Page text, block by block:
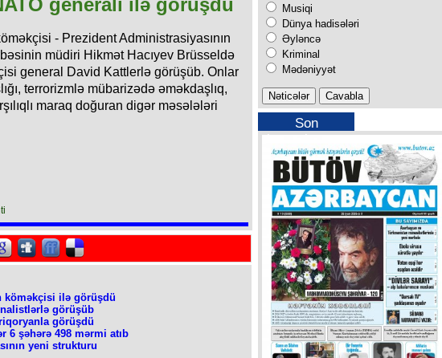
generalı ilə görüşdü
- Prezident Administrasiyasının
müdiri Hikmət Hacıyev Brüsseldə
general David Kattlerlə görüşüb. Onlar
terrorizmlə mübarizədə əməkdaşlıq,
maraq doğuran digər məsələləri
köməkçisi ilə görüşdü
görüşüb
görüşdü
6 şəhərə 498 mərmi atıb
yeni strukturu
Musiqi
Dünya hadisələri
Əyləncə
Kriminal
Mədəniyyət
Son
buraxılışımız